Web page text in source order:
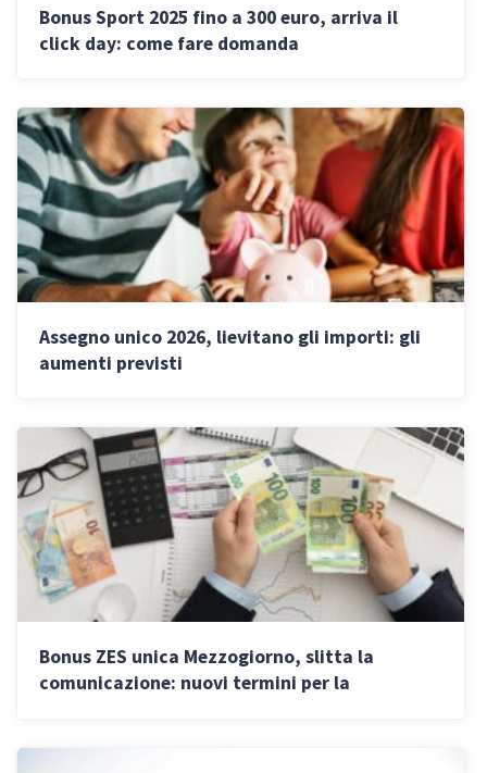
Bonus Sport 2025 fino a 300 euro, arriva il
click day: come fare domanda
Assegno unico 2026, lievitano gli importi: gli
aumenti previsti
Bonus ZES unica Mezzogiorno, slitta la
comunicazione: nuovi termini per la